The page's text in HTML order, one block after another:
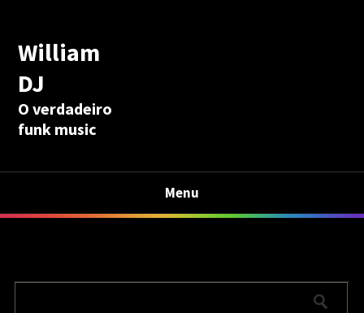
William
DJ
O verdadeiro
funk music
Menu